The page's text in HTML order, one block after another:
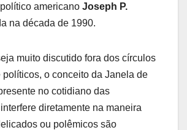
americano Joseph P.
na década de 1990.
muito discutido fora dos círculos
políticos, o conceito da Janela de
no cotidiano das
diretamente na maneira
ou polêmicos são